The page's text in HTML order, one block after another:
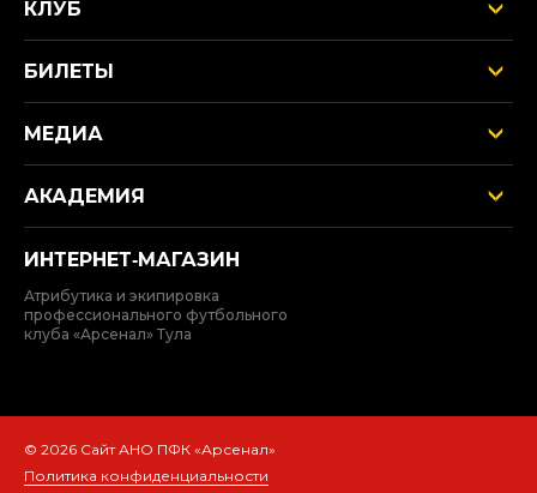
КЛУБ
БИЛЕТЫ
МЕДИА
АКАДЕМИЯ
ИНТЕРНЕТ‑МАГАЗИН
Атрибутика и экипировка
профессионального футбольного
клуба «Арсенал» Тула
© 2026 Сайт АНО ПФК «Арсенал»
Политика конфиденциальности